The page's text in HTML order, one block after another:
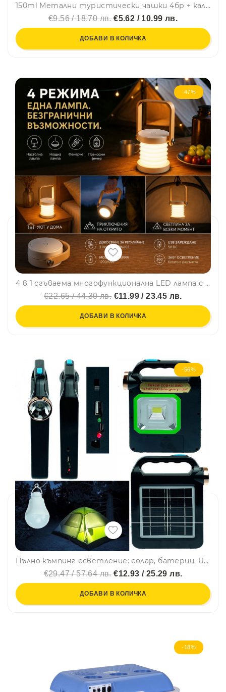
150ml Метални туристически чашки 4бр + калъфче -FH34
€9.56 / 18.70 лв.€5.62 / 10.99 лв.
ДОБАВИ В КОЛИЧКА
-47%
4 в 1 сгъваема многофункционална LED лампа с 3 режима на светене, с дълъг живот на батерията и диода
€22.65 / 44.30 лв.€11.99 / 23.45 лв.
ДОБАВИ В КОЛИЧКА
-56%
Пълно къмпинг осветление: солар, батерии, USB, прожектор с три лампи, POWERBANK... Какво повече?
€29.47 / 57.64 лв.€12.93 / 25.29 лв.
ДОБАВИ В КОЛИЧКА
-18%